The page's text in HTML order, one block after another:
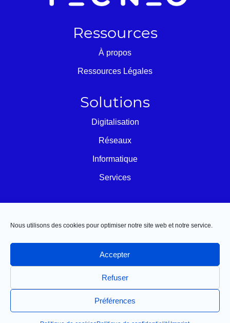
Nous utilisons des cookies pour optimiser notre site web et notre service.
Accepter
Refuser
Préférences
Restons connectés
Solutions
Digitalisation
Réseaux
Informatique
Services
Ressources
À propos
Ressources Légales
Tecneo est une entreprise spécialisée en déploiement et
infogérance d’infrastructures informatiques dans toute la
France. Notre métier c’est de faciliter le votre !